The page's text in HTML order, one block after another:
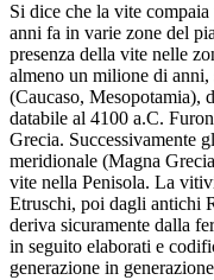
Si dice che la vite
anni fa in varie zone del
presenza della vite nelle
almeno un milione di
(Caucaso, Mesopotamia),
databile al 4100 a.C.
Grecia. Successivamente
meridionale (Magna
vite nella Penisola. La
Etruschi, poi dagli antichi
deriva sicuramente dalla
in seguito elaborati e
generazione in